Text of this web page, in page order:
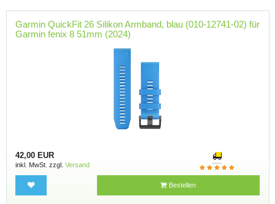
Garmin QuickFit 26 Silikon Armband, blau (010-12741-02) für
Garmin fenix 8 51mm (2024)
42,00 EUR
inkl. MwSt. zzgl. Versand
Bestellen